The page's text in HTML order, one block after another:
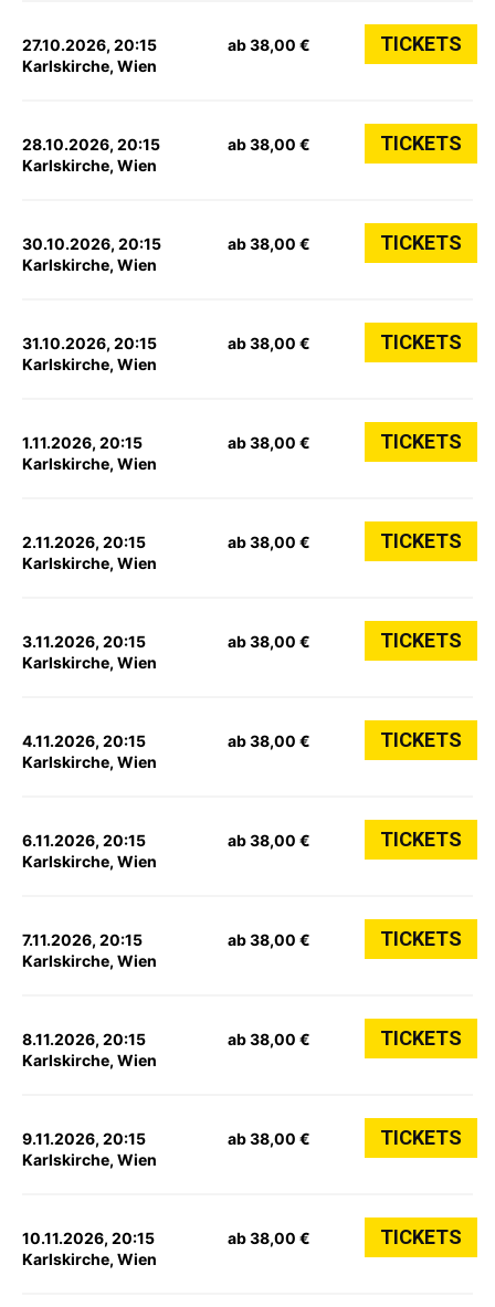
27.10.2026, 20:15
Karlskirche, Wien
ab 38,00 € TICKETS
28.10.2026, 20:15
Karlskirche, Wien
ab 38,00 € TICKETS
30.10.2026, 20:15
Karlskirche, Wien
ab 38,00 € TICKETS
31.10.2026, 20:15
Karlskirche, Wien
ab 38,00 € TICKETS
1.11.2026, 20:15
Karlskirche, Wien
ab 38,00 € TICKETS
2.11.2026, 20:15
Karlskirche, Wien
ab 38,00 € TICKETS
3.11.2026, 20:15
Karlskirche, Wien
ab 38,00 € TICKETS
4.11.2026, 20:15
Karlskirche, Wien
ab 38,00 € TICKETS
6.11.2026, 20:15
Karlskirche, Wien
ab 38,00 € TICKETS
7.11.2026, 20:15
Karlskirche, Wien
ab 38,00 € TICKETS
8.11.2026, 20:15
Karlskirche, Wien
ab 38,00 € TICKETS
9.11.2026, 20:15
Karlskirche, Wien
ab 38,00 € TICKETS
10.11.2026, 20:15
Karlskirche, Wien
ab 38,00 € TICKETS